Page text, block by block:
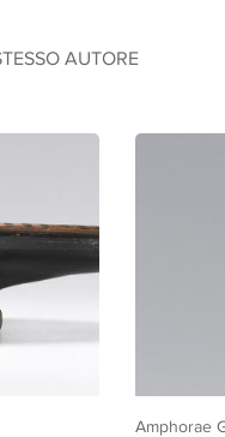
AUTORE
Amphorae